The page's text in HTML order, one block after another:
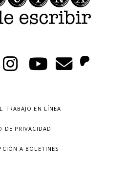
TRABAJO EN LÍNEA
DE PRIVACIDAD
A BOLETINES